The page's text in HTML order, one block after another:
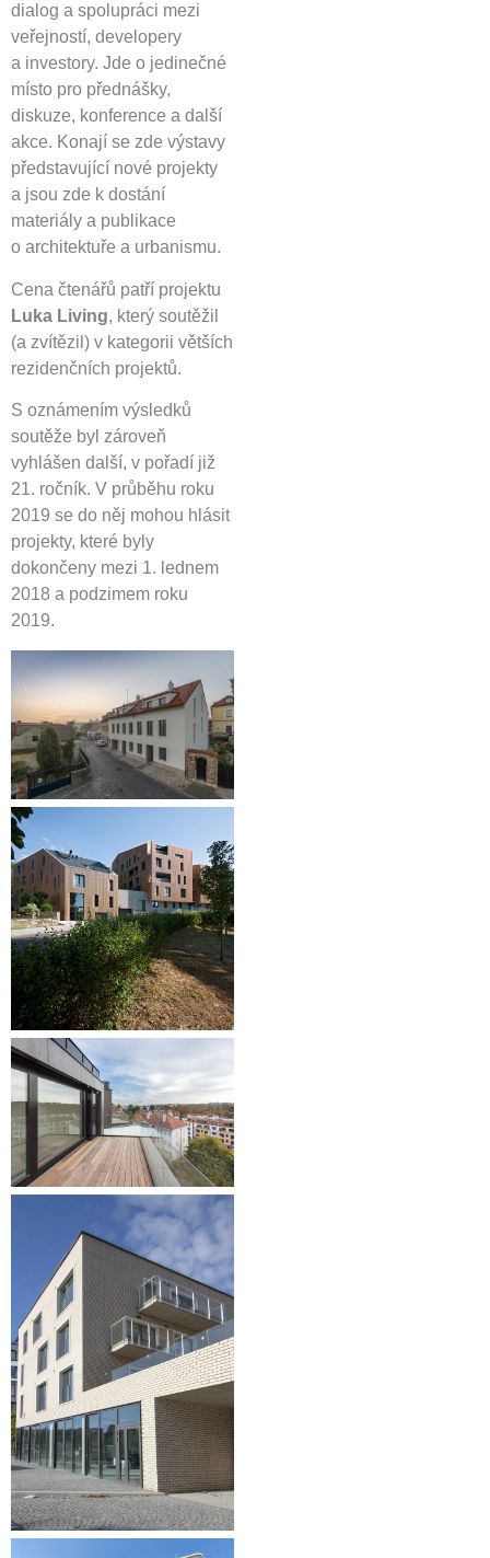
dialog a spolupráci mezi
veřejností, developery
a investory. Jde o jedinečné
místo pro přednášky,
diskuze, konference a další
akce. Konají se zde výstavy
představující nové projekty
a jsou zde k dostání
materiály a publikace
o architektuře a urbanismu.
Cena čtenářů patří projektu
Luka Living, který soutěžil
(a zvítězil) v kategorii větších
rezidenčních projektů.
S oznámením výsledků
soutěže byl zároveň
vyhlášen další, v pořadí již
21. ročník. V průběhu roku
2019 se do něj mohou hlásit
projekty, které byly
dokončeny mezi 1. lednem
2018 a podzimem roku
2019.